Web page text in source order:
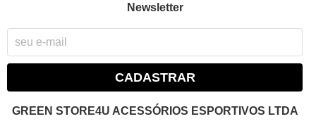
Newsletter
CADASTRAR
GREEN STORE4U ACESSÓRIOS ESPORTIVOS LTDA